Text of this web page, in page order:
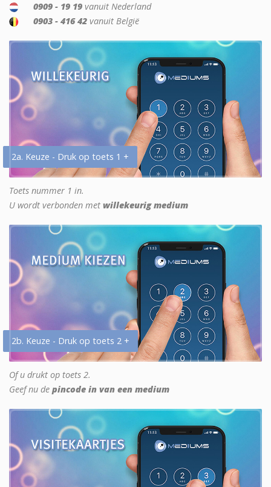
0909 - 19 19 vanuit Nederland
0903 - 416 42 vanuit België
2a. Keuze - Druk op toets 1 +
Toets nummer 1 in.
U wordt verbonden met willekeurig medium
2b. Keuze - Druk op toets 2 +
Of u drukt op toets 2.
Geef nu de pincode in van een medium